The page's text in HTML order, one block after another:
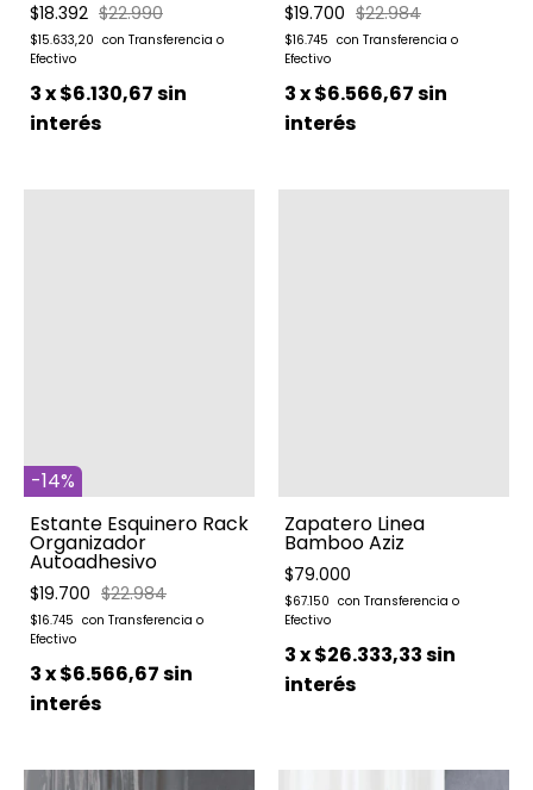
$18.392 $22.990
$15.633,20
3x$6.130,67sin
interés
$19.700 $22.984
$16.745
3x$6.566,67sin
interés
-14%
Estante Esquinero Rack
Organizador
Autoadhesivo
$19.700 $22.984
$16.745
3x$6.566,67sin
interés
Zapatero Linea
Bamboo Aziz
$79.000
$67.150
3x$26.333,33sin
interés